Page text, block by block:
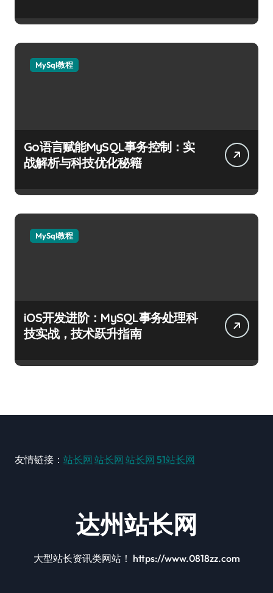
MySql教程
Go语言赋能MySQL事务控制：实
战解析与科技优化秘籍
MySql教程
iOS开发进阶：MySQL事务处理科
技实战，技术跃升指南
友情链接： 站长网 站长网 站长网 51站长网
达州站长网
大型站长资讯类网站！ https://www.0818zz.com